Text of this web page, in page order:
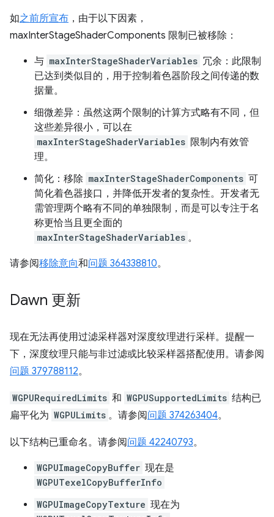
如之前所宣布 ，由于以下因素，
maxInterStageShaderComponents 限制已被移除：
与 maxInterStageShaderVariables 冗余：此限制
已达到类似目的，用于控制着色器阶段之间传递的数
据量。
细微差异：虽然这两个限制的计算方式略有不同，但
这些差异很小，可以在
maxInterStageShaderVariables 限制内有效管
理。
简化：移除 maxInterStageShaderComponents 可
简化着色器接口，并降低开发者的复杂性。开发者无
需管理两个略有不同的单独限制，而是可以专注于名
称更恰当且更全面的
maxInterStageShaderVariables 。
请参阅移除意向和问题 364338810。
Dawn 更新
现在无法再使用过滤采样器对深度纹理进行采样。提醒一
下，深度纹理只能与非过滤或比较采样器搭配使用。请参阅
问题 379788112。
WGPURequiredLimits 和 WGPUSupportedLimits 结构已
扁平化为 WGPULimits 。请参阅问题 374263404。
以下结构已重命名。请参阅问题 42240793。
WGPUImageCopyBuffer 现在是
WGPUTexelCopyBufferInfo
WGPUImageCopyTexture 现在为